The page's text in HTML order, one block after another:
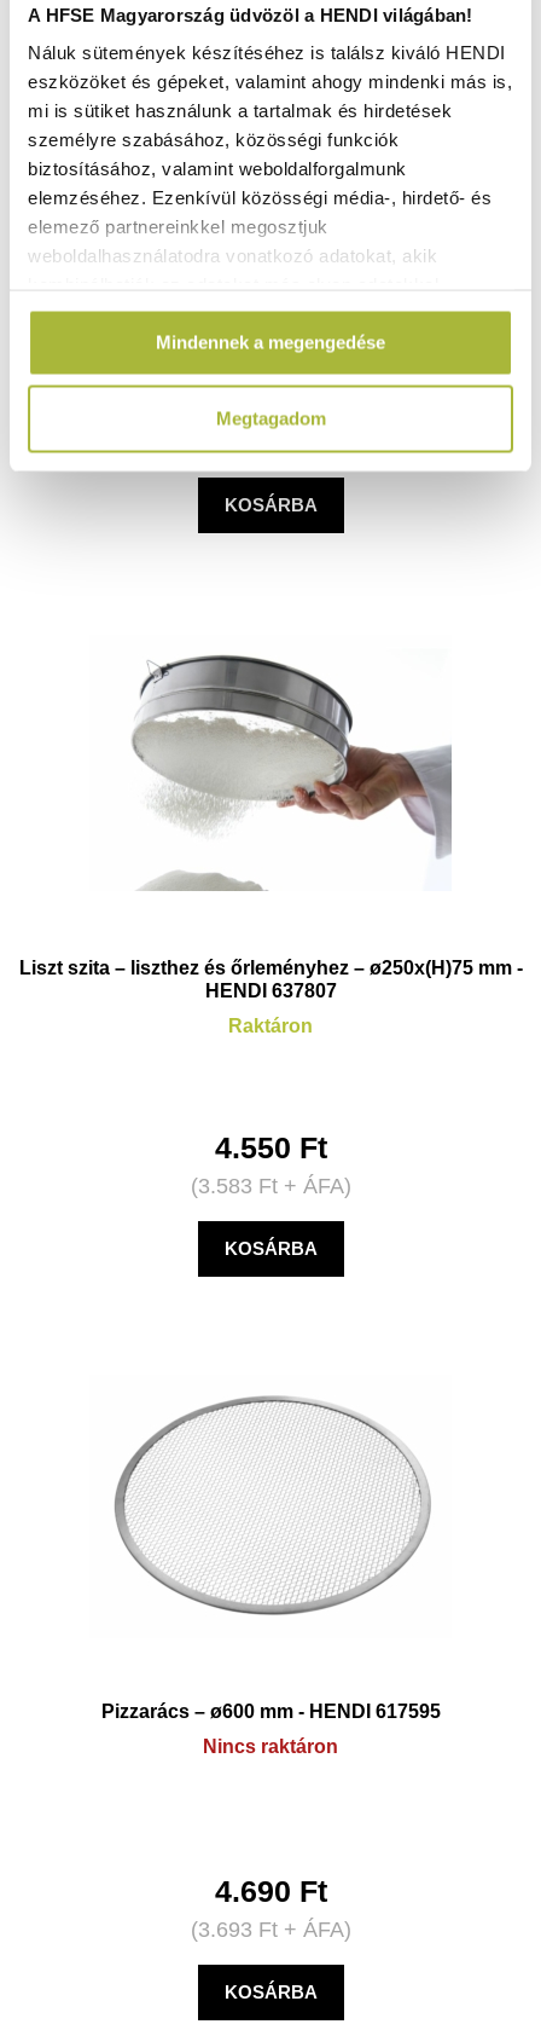
A HFSE Magyarország üdvözöl a HENDI világában!
Náluk sütemények készítéséhez is találsz kiváló HENDI
eszközöket és gépeket, valamint ahogy mindenki más is,
mi is sütiket használunk a tartalmak és hirdetések
személyre szabásához, közösségi funkciók
biztosításához, valamint weboldalforgalmunk
elemzéséhez. Ezenkívül közösségi média-, hirdető- és
elemező partnereinkkel megosztjuk
weboldalhasználatodra vonatkozó adatokat, akik
amelyeket Te adtál meg számukra vagy az általad
használt más szolgáltatásokból gyűjtöttek.
Mindennek a megengedése
Megtagadom
Liszt szita – porcukorhoz – ø250x(H)75 mm - HENDI
637791
4.550
KOSÁRBA
Liszt szita – liszthez és őrleményhez – ø250x(H)75 mm -
HENDI 637807
Raktáron
4.550 Ft
(3.583 Ft+ ÁFA)
KOSÁRBA
Pizzarács – ø600 mm - HENDI 617595
Nincs raktáron
4.690 Ft
(3.693 Ft+ ÁFA)
KOSÁRBA